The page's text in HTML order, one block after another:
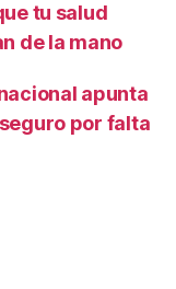
tu salud
de la mano
apunta
por falta